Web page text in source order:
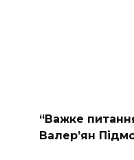
“Важке
Валер’ян